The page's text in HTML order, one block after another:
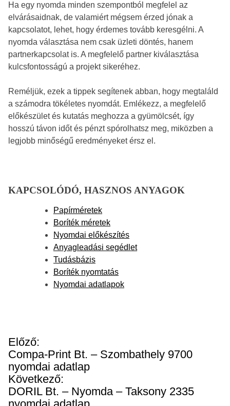
Ha egy nyomda minden szempontból megfelel az
elvárásaidnak, de valamiért mégsem érzed jónak a
kapcsolatot, lehet, hogy érdemes tovább keresgélni. A
nyomda választása nem csak üzleti döntés, hanem
partnerkapcsolat is. A megfelelő partner kiválasztása
kulcsfontosságú a projekt sikeréhez.
Reméljük, ezek a tippek segítenek abban, hogy megtaláld
a számodra tökéletes nyomdát. Emlékezz, a megfelelő
előkészület és kutatás meghozza a gyümölcsét, így
hosszú távon időt és pénzt spórolhatsz meg, miközben a
legjobb minőségű eredményeket érsz el.
KAPCSOLÓDÓ, HASZNOS ANYAGOK
Papírméretek
Boríték méretek
Nyomdai előkészítés
Anyagleadási segédlet
Tudásbázis
Boríték nyomtatás
Nyomdai adatlapok
B
e
j
e
g
Előző:
Compa-Print Bt. – Szombathely 9700
nyomdai adatlap
Következő:
DORIL Bt. – Nyomda – Taksony 2335